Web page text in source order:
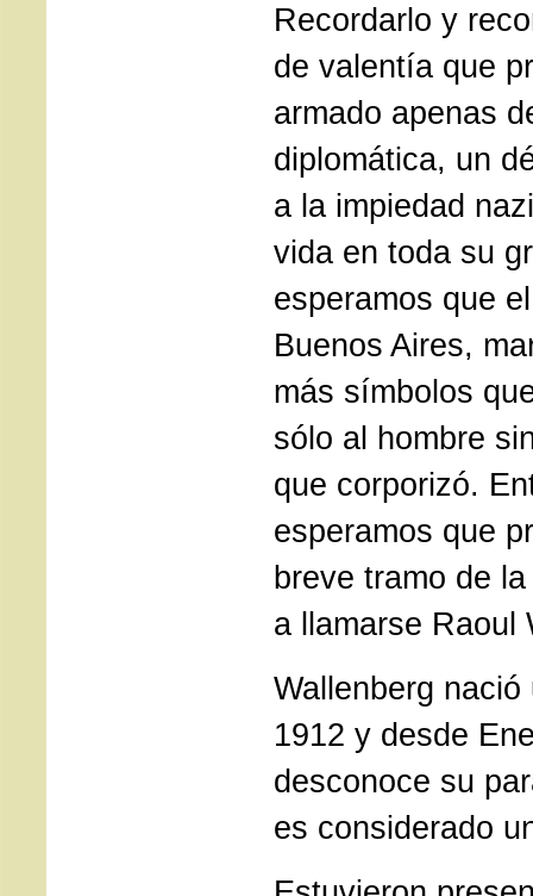
Recordarlo y
de valentía que
armado apenas
diplomática, un
a la impiedad
vida en toda su
esperamos que
Buenos Aires,
más símbolos
sólo al hombre
que corporizó.
esperamos que
breve tramo de
a llamarse Raoul
Wallenberg
1912 y desde
desconoce su
es considerado